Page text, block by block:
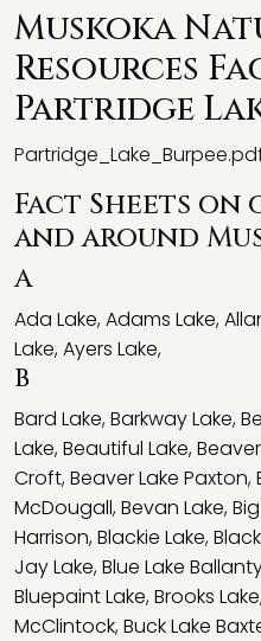
Muskoka
Resources
Partridge
Fact Sheets on
and around
A
Ada Lake,Adams Lake,
Lake,Ayers Lake,
B
Bard Lake,Barkway Lake,
Lake,Beautiful Lake,
Croft,Beaver Lake Paxton,
McDougall,Bevan Lake,
Harrison,Blackie Lake,
Jay Lake,Blue Lake
Bluepaint Lake,Brooks Lake
McClintock,Buck Lake